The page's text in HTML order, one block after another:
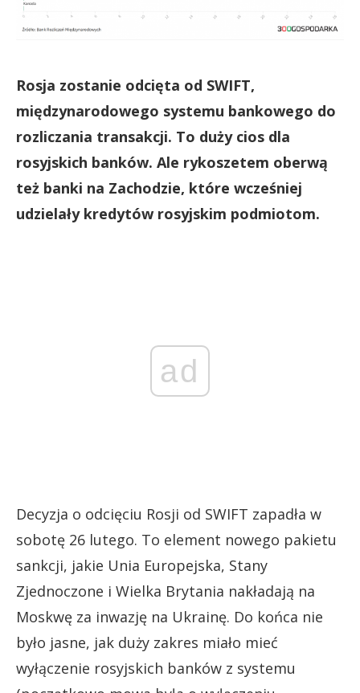
Rosja zostanie odcięta od SWIFT,
międzynarodowego systemu bankowego do
rozliczania transakcji. To duży cios dla
rosyjskich banków. Ale rykoszetem oberwą
też banki na Zachodzie, które wcześniej
udzielały kredytów rosyjskim podmiotom.
ad
Decyzja o odcięciu Rosji od SWIFT zapadła w
sobotę 26 lutego. To element nowego pakietu
sankcji, jakie Unia Europejska, Stany
Zjednoczone i Wielka Brytania nakładają na
Moskwę za inwazję na Ukrainę. Do końca nie
było jasne, jak duży zakres miało mieć
wyłączenie rosyjskich banków z systemu